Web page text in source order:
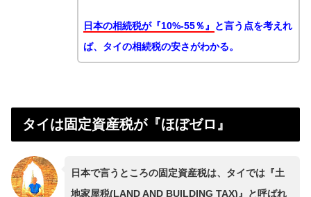
日本の相続税が『10%-55％』
と言う点を考えれ
ば、タイの相続税の安さがわかる。
タイは固定資産税が『ほぼゼロ』
日本で言うところの固定資産税は、タイでは『土
地家屋税(LAND AND BUILDING TAX)』と呼ばれ